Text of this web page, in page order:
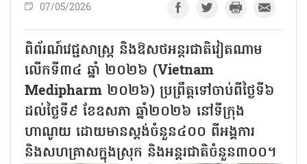
07/05/2026
ពិព័រណ៍​វេជ្ជសាស្ត្រ និងឱសថអន្តរជាតិវៀតណាម
លើកទី៣៤ ឆ្នាំ ២០២៦ (Vietnam
Medipharm ២០២៦) ប្រព្រឹត្តទៅចាប់ពីថ្ងៃទី៦
ដល់ថ្ងៃទី៩ ខែឧសភា ឆ្នាំ២០២៦ នៅទីក្រុង
ហាណូយ ដោយមានស្តង់​ចំនួន៤០០ ពីអង្គការ
និងសហគ្រាសក្នុងស្រុក និងអន្តរជាតិចំនួន៣០០។